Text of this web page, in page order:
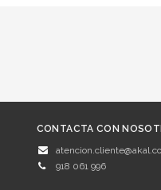
CONTACTA CON
918 061 996